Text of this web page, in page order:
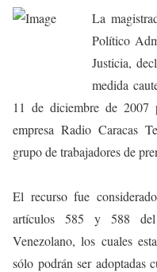
La
Político
Justicia,
medida
11 de diciembre de 2007
empresa Radio Caracas
grupo de trabajadores de
El recurso fue
artículos 585 y 588
Venezolano, los cuales
sólo podrán ser adoptadas